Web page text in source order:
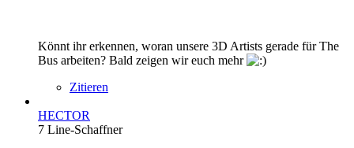
Könnt ihr erkennen, woran unsere 3D Artists gerade für The
Bus arbeiten? Bald zeigen wir euch mehr
Zitieren
HECTOR
7 Line-Schaffner